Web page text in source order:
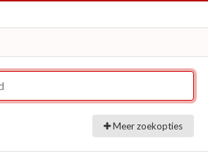
Meer zoekopties